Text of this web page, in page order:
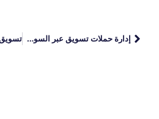
إدارة حملات تسويق عبر السوشيال ميديا